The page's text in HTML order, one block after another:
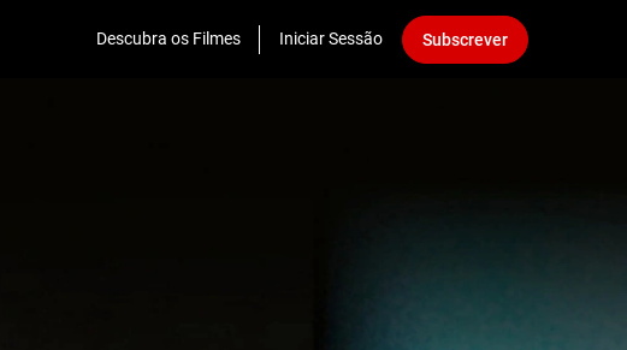
Descubra os Filmes Iniciar Sessão Subscrever